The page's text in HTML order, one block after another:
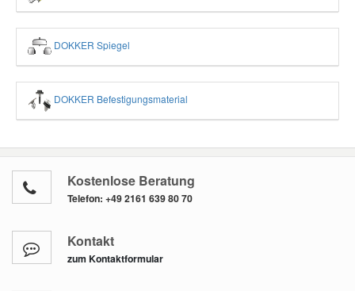
DOKKER Spiegel
DOKKER Befestigungsmaterial
Kostenlose Beratung
Telefon: +49 2161 639 80 70
Kontakt
zum Kontaktformular